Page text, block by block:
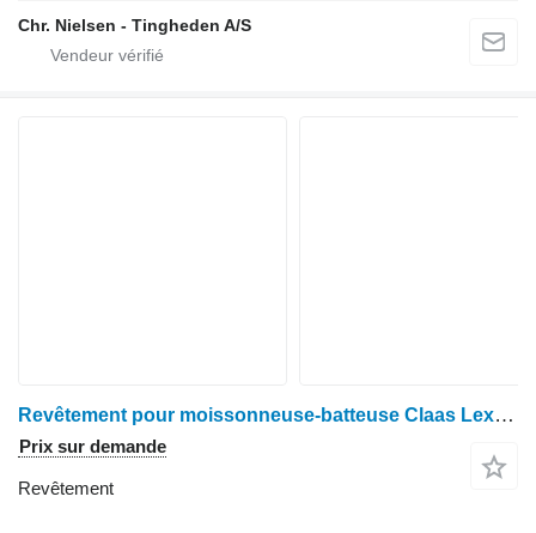
Chr. Nielsen - Tingheden A/S
Revêtement pour moissonneuse-batteuse Claas Lexion 405
Prix sur demande
Revêtement